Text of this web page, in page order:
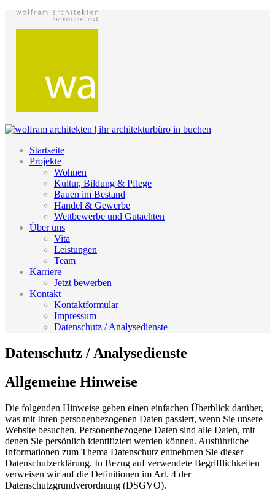
Startseite
Projekte
Wohnen
Kultur, Bildung & Pflege
Bauen im Bestand
Handel & Gewerbe
Wettbewerbe und Gutachten
Über uns
Vita
Leistungen
Team
Karriere
Jetzt bewerben
Kontakt
Kontaktformular
Impressum
Datenschutz / Analysedienste
Datenschutz / Analysedienste
Allgemeine Hinweise
Die folgenden Hinweise geben einen einfachen Überblick darüber,
was mit Ihren personenbezogenen Daten passiert, wenn Sie unsere
Website besuchen. Personenbezogene Daten sind alle Daten, mit
denen Sie persönlich identifiziert werden können. Ausführliche
Informationen zum Thema Datenschutz entnehmen Sie dieser
Datenschutzerklärung. In Bezug auf verwendete Begrifflichkeiten
verweisen wir auf die Definitionen im Art. 4 der
Datenschutzgrundverordnung (DSGVO).